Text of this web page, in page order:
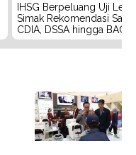
IHSG Berpeluang Uji
Simak Rekomendasi
CDIA, DSSA hingga BACH